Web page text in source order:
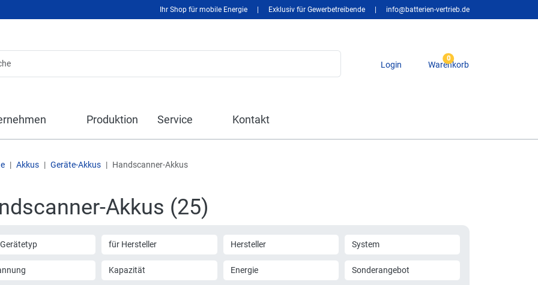
Ihr Shop für mobile Energie Exklusiv für Gewerbetreibende info@batterien-vertrieb.de
Login
0
Warenkorb
Produktion Service Kontakt
Akkus Geräte-Akkus Handscanner-Akkus
Akkus (25)
für Hersteller Hersteller System
Kapazität Energie Sonderangebot